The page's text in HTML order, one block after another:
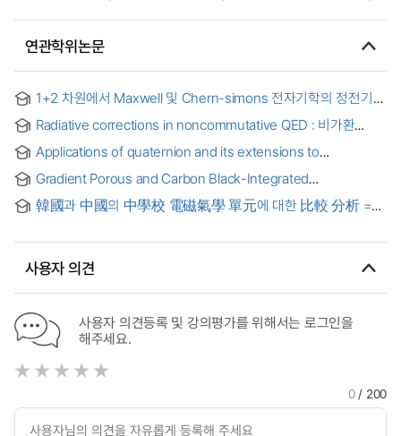
연관학위논문
1+2 차원에서 Maxwell 및 Chern-simons 전자기학의 정전기적
Radiative corrections in noncommutative QED : 비가환
Applications of quaternion and its extensions to
Gradient Porous and Carbon Black-Integrated
StrengthEnhanced Cellulose Acetate Aerogels for
Radiative Cooling and Electromagnetic Interference
아세테이트 기반 복사 냉각과 전자기 차폐용 강도 보강 다기능
에어로겔
韓國과 中國의 中學校 電磁氣學 單元에 대한 比較 分析 =
Electromagnetism in the Middle School Science of Korea
사용자 의견
사용자 의견등록 및 강의평가를 위해서는 로그인을
해주세요.
0/ 200